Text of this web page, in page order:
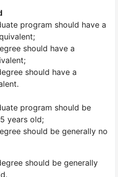
program should have a
should have a
should have a
program should be
years old;
should be generally no
should be generally